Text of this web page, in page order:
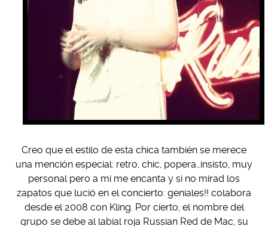
Creo que el estilo de esta chica también se merece
una mención especial: retro, chic, popera…insisto, muy
personal pero a mi me encanta y si no mirad los
zapatos que lució en el concierto: geniales!! colabora
desde el 2008 con Kling. Por cierto, el nombre del
grupo se debe al labial roja Russian Red de Mac, su